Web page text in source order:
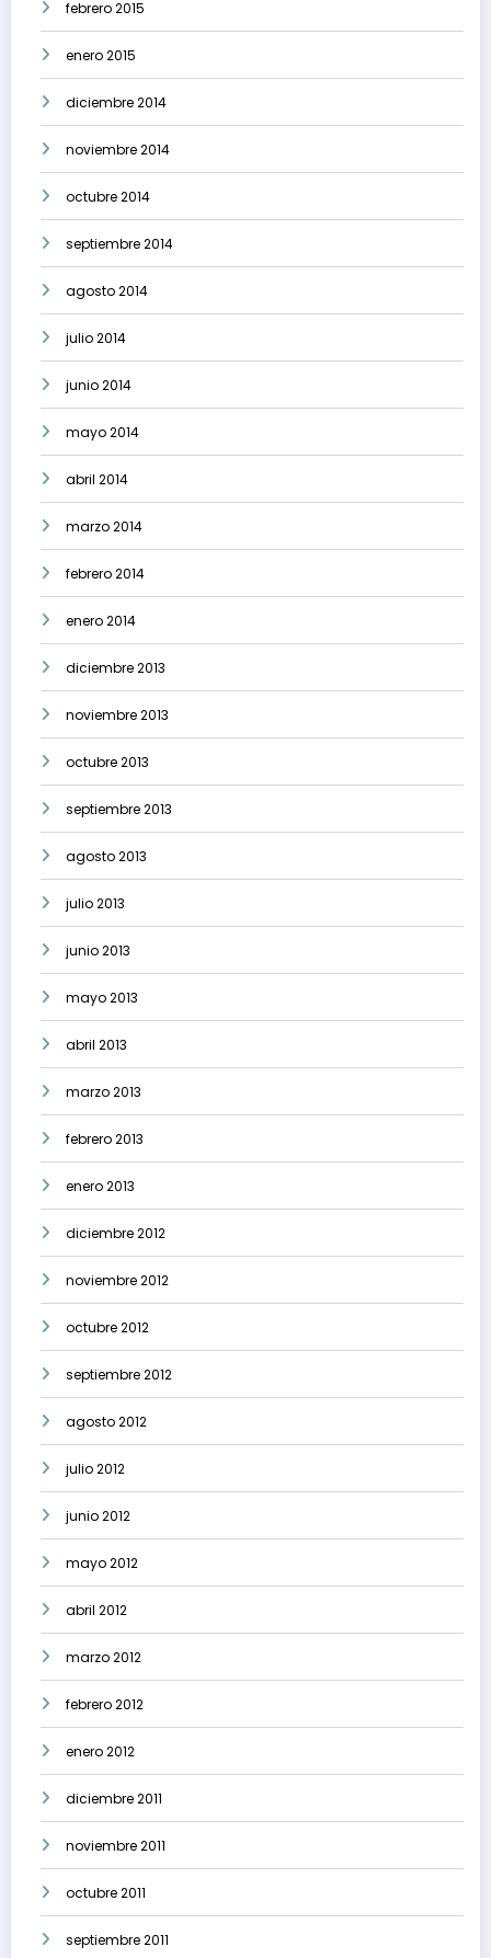
febrero 2015
enero 2015
diciembre 2014
noviembre 2014
octubre 2014
septiembre 2014
agosto 2014
julio 2014
junio 2014
mayo 2014
abril 2014
marzo 2014
febrero 2014
enero 2014
diciembre 2013
noviembre 2013
octubre 2013
septiembre 2013
agosto 2013
julio 2013
junio 2013
mayo 2013
abril 2013
marzo 2013
febrero 2013
enero 2013
diciembre 2012
noviembre 2012
octubre 2012
septiembre 2012
agosto 2012
julio 2012
junio 2012
mayo 2012
abril 2012
marzo 2012
febrero 2012
enero 2012
diciembre 2011
noviembre 2011
octubre 2011
septiembre 2011